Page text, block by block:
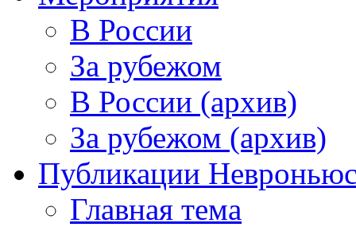
В России
За рубежом
В России (архив)
За рубежом (архив)
Публикации
Главная тема